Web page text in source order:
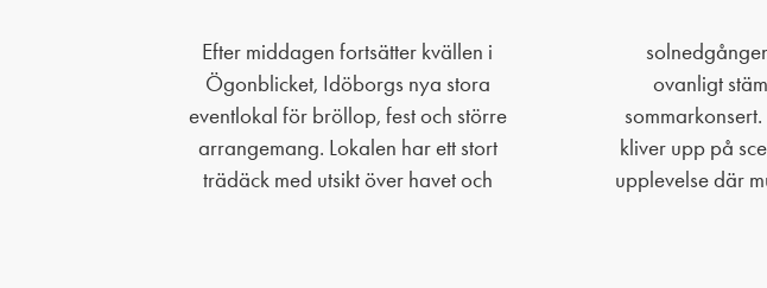
Efter middagen fortsätter kvällen i
Ögonblicket, Idöborgs nya stora
eventlokal för bröllop, fest och större
arrangemang. Lokalen har ett stort
trädäck med utsikt över havet och
solnedgången, vilket gör den till en
ovanligt stämningsfull plats för en
sommarkonsert. När Uno Svenningsson
kliver upp på scenen möts publiken av en
upplevelse där musiken får samspela med
kvällsljuset, skärgården och känslan av att